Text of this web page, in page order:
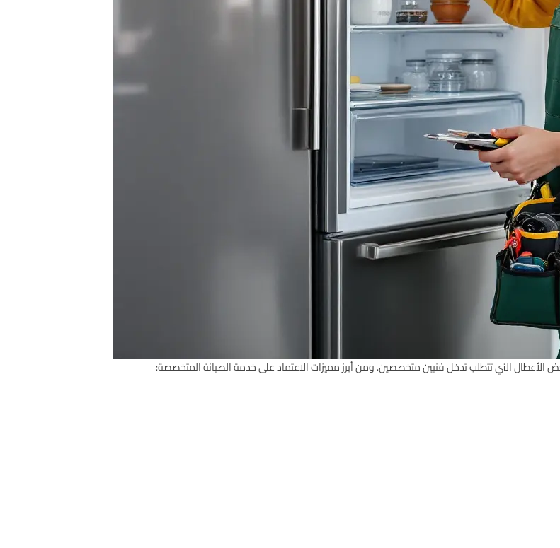
الأعطال التي تتطلب تدخل فنيين متخصصين. ومن أبرز مميزات الاعتماد على خدمة الصيانة المتخصصة: